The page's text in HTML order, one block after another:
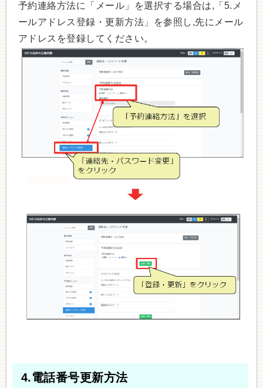
予約連絡方法に「メール」を選択する場合は,「5.メ
ールアドレス登録・更新方法」を参照し,先にメール
アドレスを登録してください。
4.電話番号更新方法